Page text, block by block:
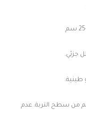
جزئي.
طينية.
وأعتدال أو عند جفاف أول 3 سم من سطح التربة. عدم